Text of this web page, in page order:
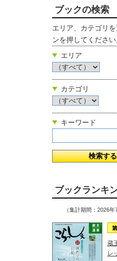
ブックの検索
エリア、カテゴリ
ンを押してください
エリア
カテゴリ
キーワード
ブックランキ
（集計期間：2026年
蔵
レ